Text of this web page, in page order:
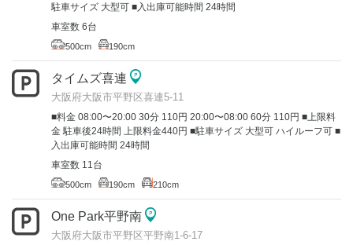
駐車サイズ 大型可 ■入出庫可能時間 24時間
車室数 6台
500cm 190cm
タイムズ喜連
大阪府大阪市平野区喜連5-11
■料金 08:00〜20:00 30分 110円 20:00〜08:00 60分 110円 ■上限料
金 駐車後24時間 上限料金440円 ■駐車サイズ 大型可 ハイルーフ可 ■
入出庫可能時間 24時間
車室数 11台
500cm 190cm 210cm
One Park平野南
大阪府大阪市平野区平野南1-6-17